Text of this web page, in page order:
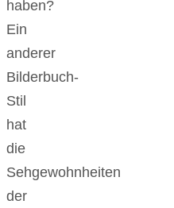
haben?
Ein
anderer
Bilderbuch-
Stil
hat
die
Sehgewohnheiten
der